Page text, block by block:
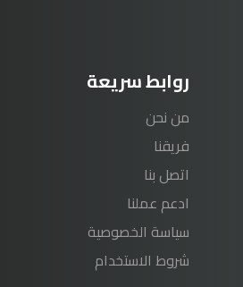
روابط سريعة
من نحن
فريقنا
اتصل بنا
ادعم عملنا
سياسة الخصوصية
شروط الاستخدام